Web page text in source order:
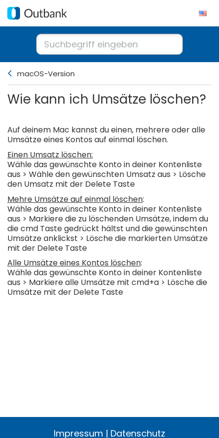
macOS-Version
Wie kann ich Umsätze löschen?
Auf deinem Mac kannst du einen, mehrere oder alle
Umsätze eines Kontos auf einmal löschen.
Einen Umsatz löschen:
Wähle das gewünschte Konto in deiner Kontenliste
aus > Wähle den gewünschten Umsatz aus > Lösche
den Umsatz mit der Delete Taste
Mehre Umsätze auf einmal löschen:
Wähle das gewünschte Konto in deiner Kontenliste
aus > Markiere die zu löschenden Umsätze, indem du
die cmd Taste gedrückt hältst und die gewünschten
Umsätze anklickst > Lösche die markierten Umsätze
mit der Delete Taste
Alle Umsätze eines Kontos löschen:
Wähle das gewünschte Konto in deiner Kontenliste
aus > Markiere alle Umsätze mit cmd+a > Lösche die
Umsätze mit der Delete Taste
Impressum | Datenschutz